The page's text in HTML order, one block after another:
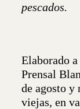
pescados.
Elaborado
Prensal
de agosto y
viejas, en